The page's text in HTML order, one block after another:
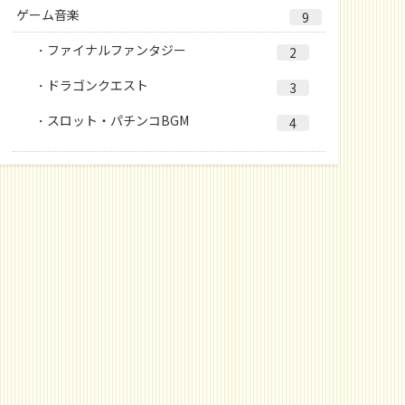
ゲーム音楽
9
ファイナルファンタジー
2
ドラゴンクエスト
3
スロット・パチンコBGM
4